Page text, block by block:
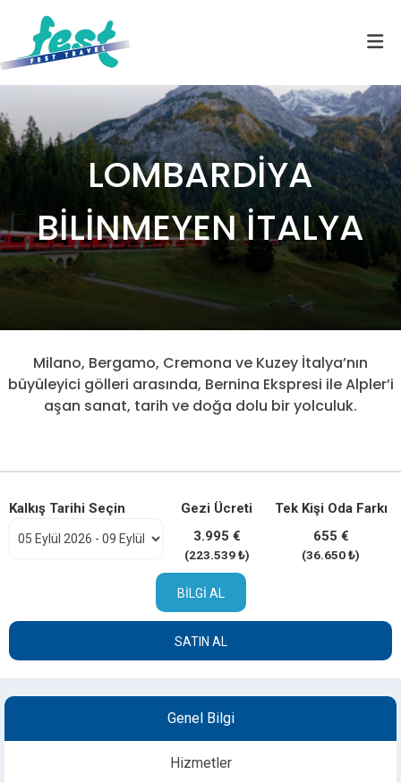
LOMBARDİYA
BİLİNMEYEN İTALYA
Milano, Bergamo, Cremona ve Kuzey İtalya’nın
büyüleyici gölleri arasında, Bernina Ekspresi ile Alpler’i
aşan sanat, tarih ve doğa dolu bir yolculuk.
Kalkış Tarihi Seçin
Gezi Ücreti
3.995 €
(223.539 ₺)
Tek Kişi Oda Farkı
655 €
(36.650 ₺)
BILGI AL
SATIN AL
Genel Bilgi
Hizmetler